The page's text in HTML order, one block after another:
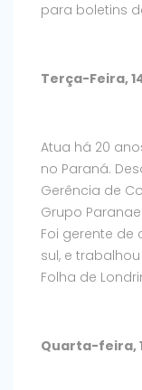
para boletins
Terça-Feira,
Atua há 20
no Paraná.
Gerência de
Grupo
Foi gerente de
sul, e
Folha de
Quarta-feira,